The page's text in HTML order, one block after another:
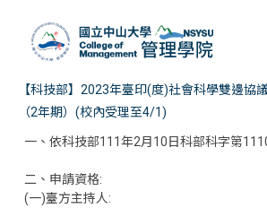
【科技部】2023年臺印(度)社會科學雙邊協
（2年期）(校內受理至4/1)
一、依科技部111年2月10日科部科字第
二、申請資格:
(一)臺方主持人: